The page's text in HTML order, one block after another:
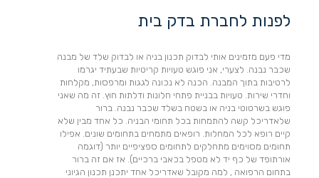
לפנות לחברת בדק בית
מדי פעם מזמינים אותי לבדוק תכנון בניה או לבדוק שלד של מבנה
שכבר נבנה. לצערי, אני פוגש טעויות קריטיות שבעתיד יגרמו
לרטיבות בתוך המבנה. הכנה לא נכונה לגגות ומרפסות, מקלחות
וחדרי שירות. טעויות בבניית פתחי חלונות ודלתות חוץ. זה מה שאני
פוגש בשרטוטי בניה או בשטח בשלד שכבר נבנה. ברור
שלאדריכל קשה להתמחות בכל תחומי הבניה. כל אחד מבין שלא
קיים רופא לכל המחלות. רופאים מתמחים בתחומים שונים. אפילו
תחומים מסוימים מתחלקים לתחומים ספציפיים יותר (דוגמה
אורתופד של כף יד לא מטפל בכאבי ברכיים). אז אם זה ברור
בתחום הרפואה , למה מקובל שאדריכל אחד יתכנן תכנון הגיוני